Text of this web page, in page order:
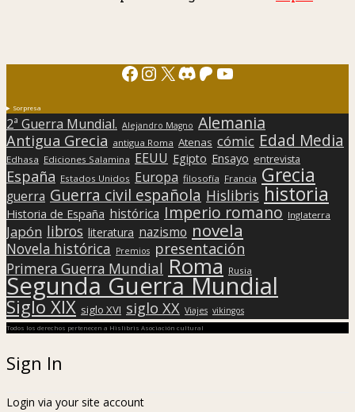
Facebook
Instagram
X Discord
Patreon
YouTube
Sorpresa
2ª Guerra Mundial. Alejandro Magno Alemania
Antigua Grecia antigua Roma Atenas cómic Edad Media
Edhasa Ediciones Salamina EEUU Egipto Ensayo entrevista
España Estados Unidos Europa filosofía Francia Grecia
guerra Guerra civil española Hislibris historia
Historia de España histórica Imperio romano Inglaterra
Japón libros literatura nazismo novela
Novela histórica Premios presentación
Primera Guerra Mundial Roma Rusia
Segunda Guerra Mundial
Siglo XIX siglo XVI siglo XX Viajes vikingos
Todos los derechos pertenecen a Hislibris Asociación cultural
Sign In
Login via your site account